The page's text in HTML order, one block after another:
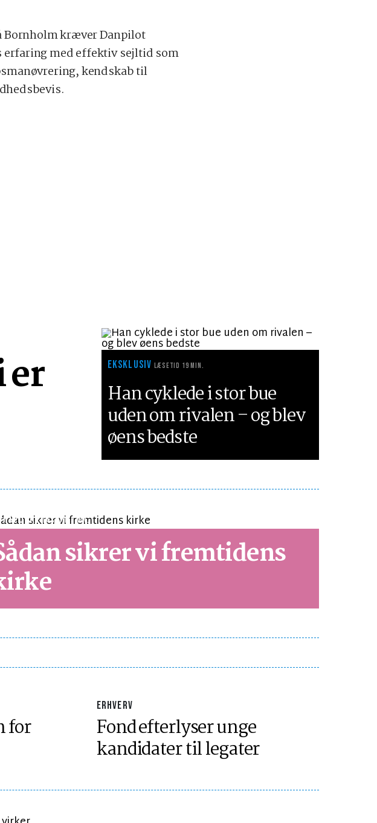
Bornholm kræver Danpilot
med effektiv sejltid som
kendskab til
EKSKLUSIVLÆSETID 19 MIN.
Han cyklede i stor bue
uden om rivalen – og blev
øens bedste
LÆSETID 3 MIN.
sikrer vi fremtidens
for
ERHVERV
Fond efterlyser unge
kandidater til legater